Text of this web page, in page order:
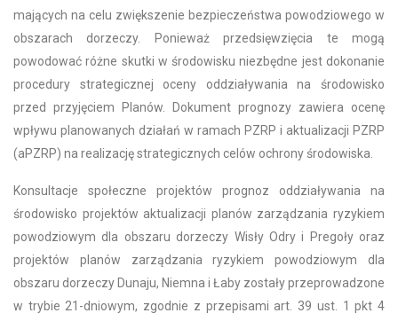
mających na celu zwiększenie bezpieczeństwa powodziowego w
obszarach dorzeczy. Ponieważ przedsięwzięcia te mogą
powodować różne skutki w środowisku niezbędne jest dokonanie
procedury strategicznej oceny oddziaływania na środowisko
przed przyjęciem Planów. Dokument prognozy zawiera ocenę
wpływu planowanych działań w ramach PZRP i aktualizacji PZRP
(aPZRP) na realizację strategicznych celów ochrony środowiska.
Konsultacje społeczne projektów prognoz oddziaływania na
środowisko projektów aktualizacji planów zarządzania ryzykiem
powodziowym dla obszaru dorzeczy Wisły Odry i Pregoły oraz
projektów planów zarządzania ryzykiem powodziowym dla
obszaru dorzeczy Dunaju, Niemna i Łaby zostały przeprowadzone
w trybie 21-dniowym, zgodnie z przepisami art. 39 ust. 1 pkt 4